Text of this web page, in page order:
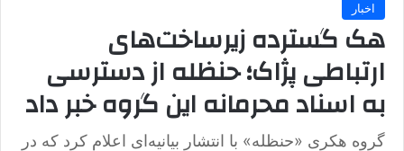
اخبار
هک گسترده زیرساخت‌های
ارتباطی پژاک؛ حنظله از دسترسی
به اسناد محرمانه این گروه خبر داد
گروه هکری «حنظله» با انتشار بیانیه‌ای اعلام کرد که در